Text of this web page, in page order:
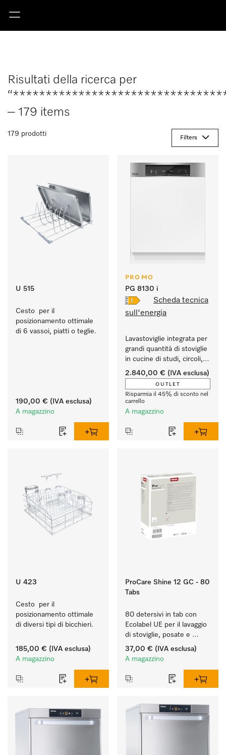
Risultati della ricerca per
– 179 items
179 prodotti
Filters
U 515
Cesto  per il
posizionamento ottimale
di 6 vassoi, piatti o teglie.
190,00 € (IVA esclusa)
A magazzino
PROMO
PG 8130 i
Scheda tecnica
sull'energia
Lavastoviglie integrata per
grandi quantità di stoviglie
in cucine di studi, circoli,
uffici ecc.
2.840,00 € (IVA esclusa)
OUTLET
Risparmia il 45% di sconto nel
carrello
A magazzino
U 423
Cesto  per il
posizionamento ottimale
di diversi tipi di bicchieri.
185,00 € (IVA esclusa)
A magazzino
ProCare Shine 12 GC - 80
Tabs
80 detersivi in tab con
Ecolabel UE per il lavaggio
di stoviglie, posate e
bicchieri molto sporchi.
37,00 € (IVA esclusa)
A magazzino